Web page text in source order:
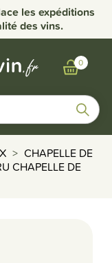
les expéditions
des vins.
0
CHAPELLE DE
CHAPELLE DE